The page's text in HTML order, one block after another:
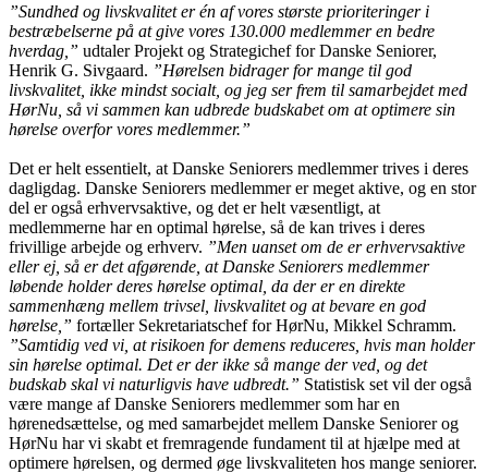
”Sundhed og livskvalitet er én af vores største prioriteringer i
bestræbelserne på at give vores 130.000 medlemmer en bedre
hverdag,” udtaler Projekt og Strategichef for Danske Seniorer,
Henrik G. Sivgaard. ”Hørelsen bidrager for mange til god
livskvalitet, ikke mindst socialt, og jeg ser frem til samarbejdet med
HørNu, så vi sammen kan udbrede budskabet om at optimere sin
hørelse overfor vores medlemmer.”
Det er helt essentielt, at Danske Seniorers medlemmer trives i deres
dagligdag. Danske Seniorers medlemmer er meget aktive, og en stor
del er også erhvervsaktive, og det er helt væsentligt, at
medlemmerne har en optimal hørelse, så de kan trives i deres
frivillige arbejde og erhverv. ”Men uanset om de er erhvervsaktive
eller ej, så er det afgørende, at Danske Seniorers medlemmer
løbende holder deres hørelse optimal, da der er en direkte
sammenhæng mellem trivsel, livskvalitet og at bevare en god
hørelse,” fortæller Sekretariatschef for HørNu, Mikkel Schramm.
”Samtidig ved vi, at risikoen for demens reduceres, hvis man holder
sin hørelse optimal. Det er der ikke så mange der ved, og det
budskab skal vi naturligvis have udbredt.” Statistisk set vil der også
være mange af Danske Seniorers medlemmer som har en
hørenedsættelse, og med samarbejdet mellem Danske Seniorer og
HørNu har vi skabt et fremragende fundament til at hjælpe med at
optimere hørelsen, og dermed øge livskvaliteten hos mange seniorer.